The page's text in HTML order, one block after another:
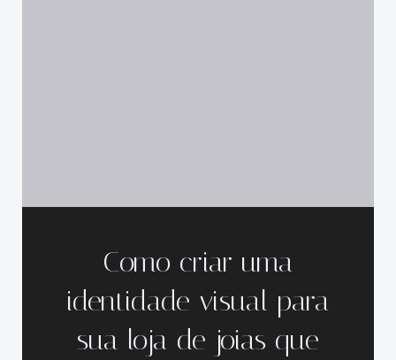
Como criar uma
identidade visual para
sua loja de joias que